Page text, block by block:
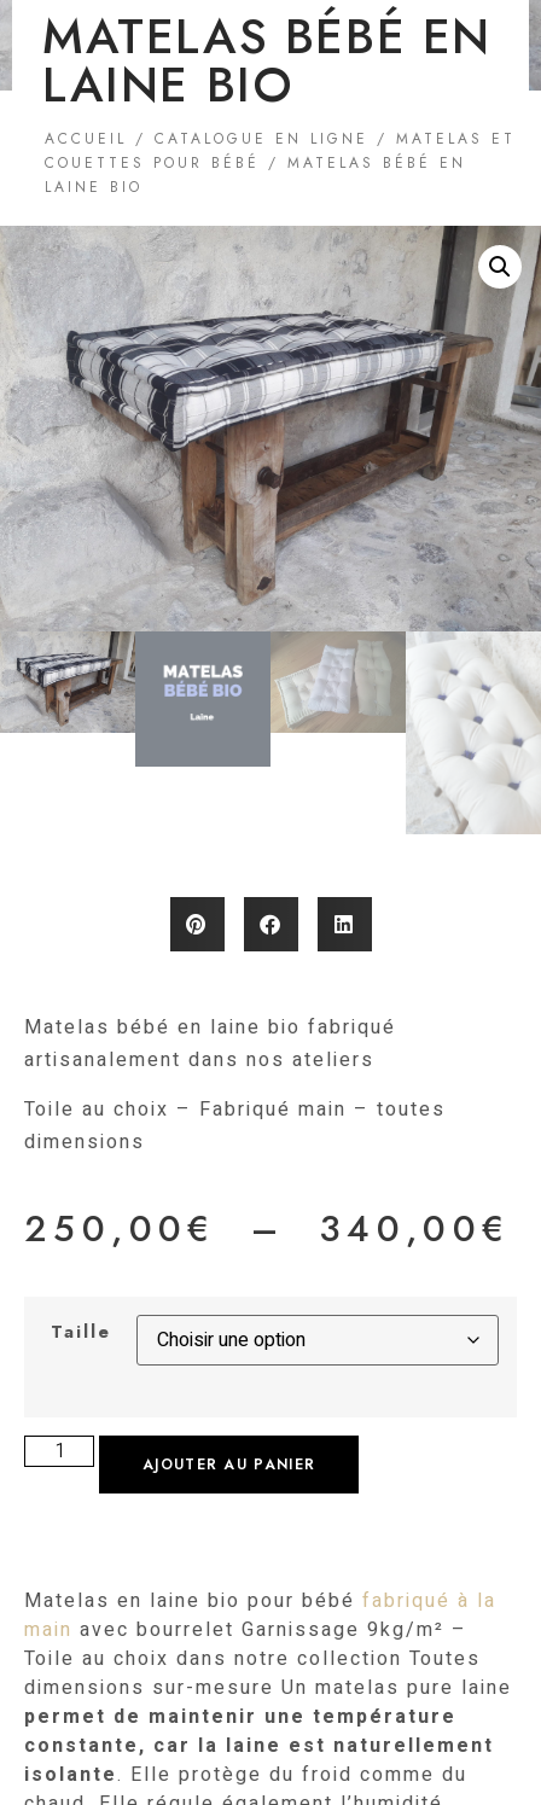
MATELAS BÉBÉ EN
LAINE BIO
ACCUEIL / CATALOGUE EN LIGNE / MATELAS ET
COUETTES POUR BÉBÉ
/ MATELAS BÉBÉ EN
LAINE BIO
Matelas bébé en laine bio fabriqué
artisanalement dans nos ateliers
Toile au choix – Fabriqué main – toutes
dimensions
250,00€ – 340,00€
Taille
AJOUTER AU PANIER
Matelas en laine bio pour bébé fabriqué à la
main avec bourrelet Garnissage 9kg/m² –
Toile au choix dans notre collection Toutes
dimensions sur-mesure Un matelas pure laine
permet de maintenir une température
constante, car la laine est naturellement
isolante. Elle protège du froid comme du